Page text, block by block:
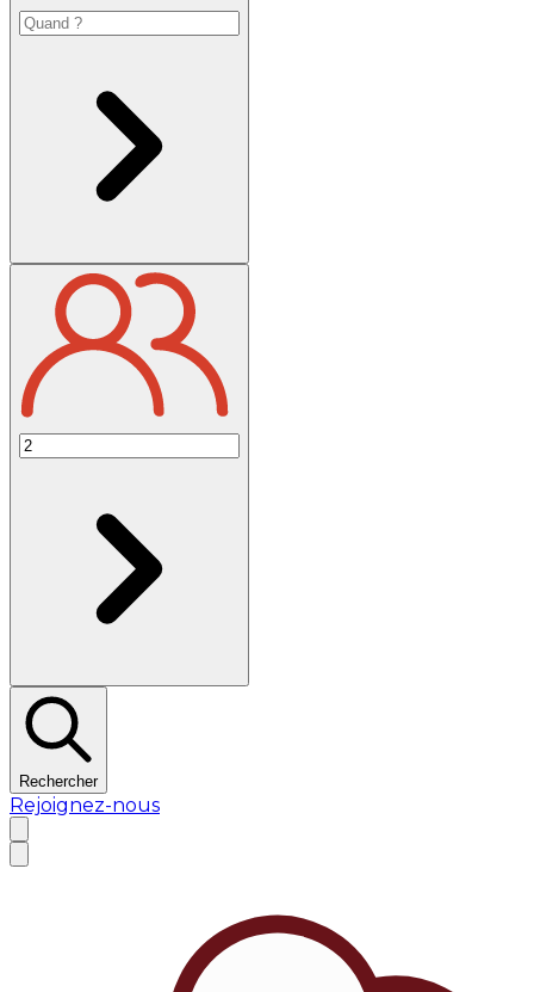
Rechercher
Rejoignez-nous